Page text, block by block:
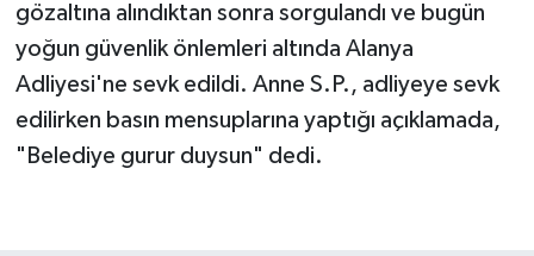
gözaltına alındıktan sonra sorgulandı ve bugün
yoğun güvenlik önlemleri altında Alanya
Adliyesi'ne sevk edildi. Anne S.P., adliyeye sevk
edilirken basın mensuplarına yaptığı açıklamada,
"Belediye gurur duysun" dedi.